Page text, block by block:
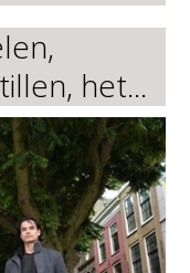
het...